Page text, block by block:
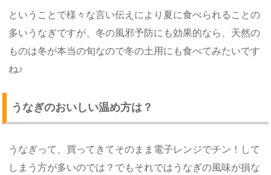
ということで様々な言い伝えにより夏に食べられることの
多いうなぎですが、冬の風邪予防にも効果的なら、天然の
ものは冬が本当の旬なので冬の土用にも食べてみたいです
ね♪
うなぎのおいしい温め方は？
うなぎって、買ってきてそのまま電子レンジでチン！して
しまう方が多いのでは？でもそれではうなぎの風味が損な